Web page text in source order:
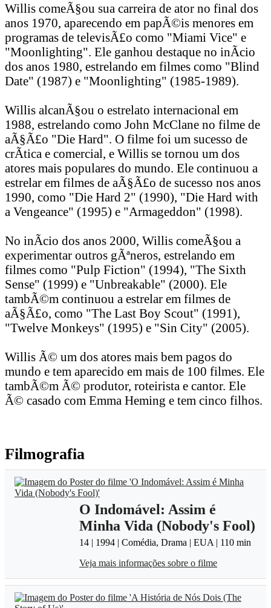
Willis comeÃ§ou sua carreira de ator no final dos
anos 1970, aparecendo em papÃ©is menores em
programas de televisÃ£o como "Miami Vice" e
"Moonlighting". Ele ganhou destaque no inÃ­cio
dos anos 1980, estrelando em filmes como "Blind
Date" (1987) e "Moonlighting" (1985-1989).
Willis alcanÃ§ou o estrelato internacional em
1988, estrelando como John McClane no filme de
aÃ§Ã£o "Die Hard". O filme foi um sucesso de
crÃ­tica e comercial, e Willis se tornou um dos
atores mais populares do mundo. Ele continuou a
estrelar em filmes de aÃ§Ã£o de sucesso nos anos
1990, como "Die Hard 2" (1990), "Die Hard with
a Vengeance" (1995) e "Armageddon" (1998).
No inÃ­cio dos anos 2000, Willis comeÃ§ou a
experimentar outros gÃªneros, estrelando em
filmes como "Pulp Fiction" (1994), "The Sixth
Sense" (1999) e "Unbreakable" (2000). Ele
tambÃ©m continuou a estrelar em filmes de
aÃ§Ã£o, como "The Last Boy Scout" (1991),
"Twelve Monkeys" (1995) e "Sin City" (2005).
Willis Ã© um dos atores mais bem pagos do
mundo e tem aparecido em mais de 100 filmes. Ele
tambÃ©m Ã© produtor, roteirista e cantor. Ele
Ã© casado com Emma Heming e tem cinco filhos.
Filmografia
O Indomável: Assim é
Minha Vida (Nobody's Fool)
14 | 1994 | Comédia, Drama | EUA | 110 min
Veja mais informações sobre o filme